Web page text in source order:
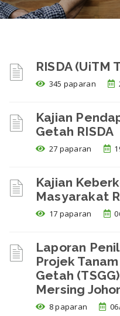
RISDA (UiTM
345 paparan
Kajian
Getah RISDA
27 paparan
Kajian
Masyarakat
17 paparan
Laporan
Projek
Getah
Mersing Johor
8 paparan